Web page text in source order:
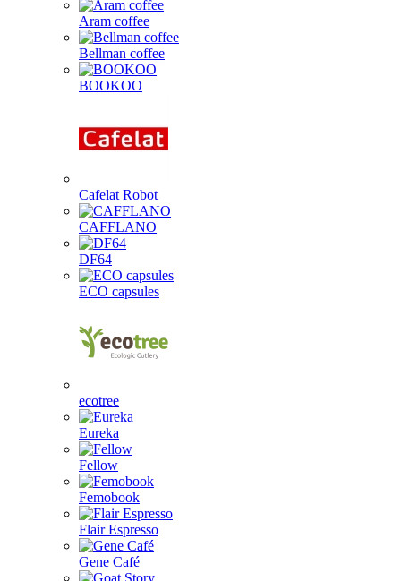
Aram coffee
Bellman coffee
BOOKOO
Cafelat Robot
CAFFLANO
DF64
ECO capsules
ecotree
Eureka
Fellow
Femobook
Flair Espresso
Gene Café